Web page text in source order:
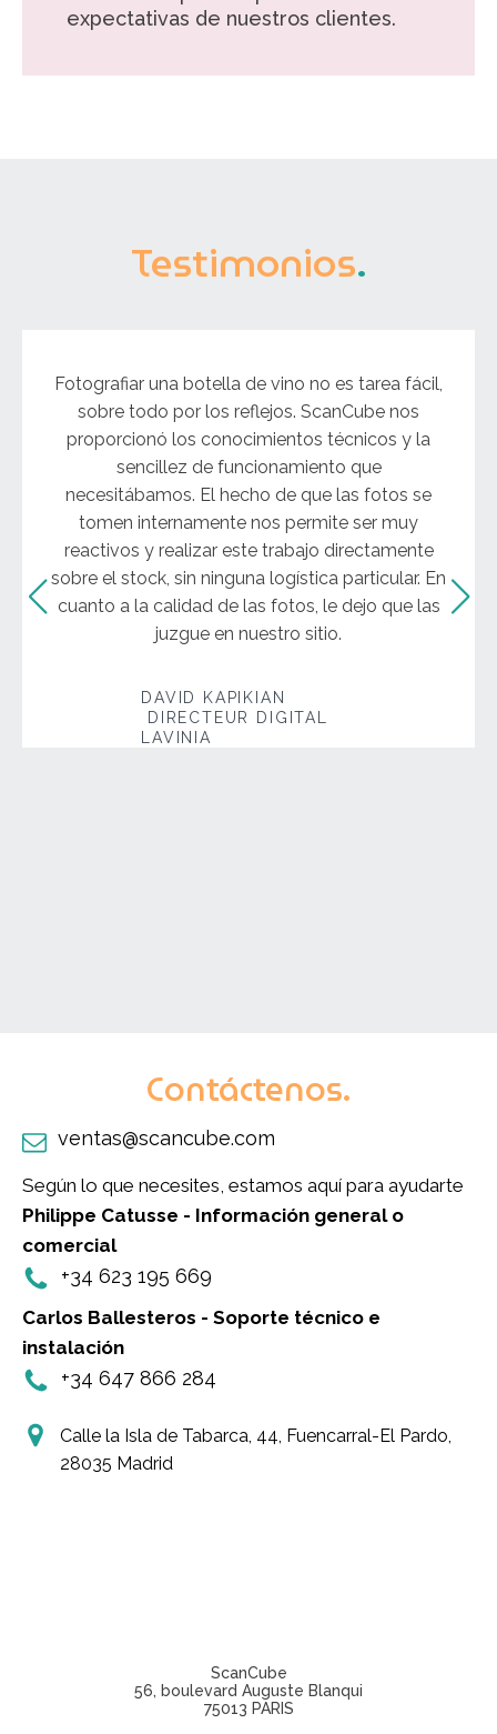
expectativas de nuestros clientes.
Testimonios.
Fotografiar una botella de vino no es tarea fácil,
sobre todo por los reflejos. ScanCube nos
proporcionó los conocimientos técnicos y la
sencillez de funcionamiento que
necesitábamos. El hecho de que las fotos se
tomen internamente nos permite ser muy
reactivos y realizar este trabajo directamente
sobre el stock, sin ninguna logística particular. En
cuanto a la calidad de las fotos, le dejo que las
juzgue en nuestro sitio.
DAVID KAPIKIAN
DIRECTEUR DIGITAL
LAVINIA
Contáctenos.
ventas@scancube.com
Según lo que necesites, estamos aquí para ayudarte
Philippe Catusse - Información general o
comercial
+34 623 195 669
Carlos Ballesteros - Soporte técnico e
instalación
+34 647 866 284
Calle la Isla de Tabarca, 44, Fuencarral-El Pardo,
28035 Madrid
ScanCube
56, boulevard Auguste Blanqui
75013 PARIS